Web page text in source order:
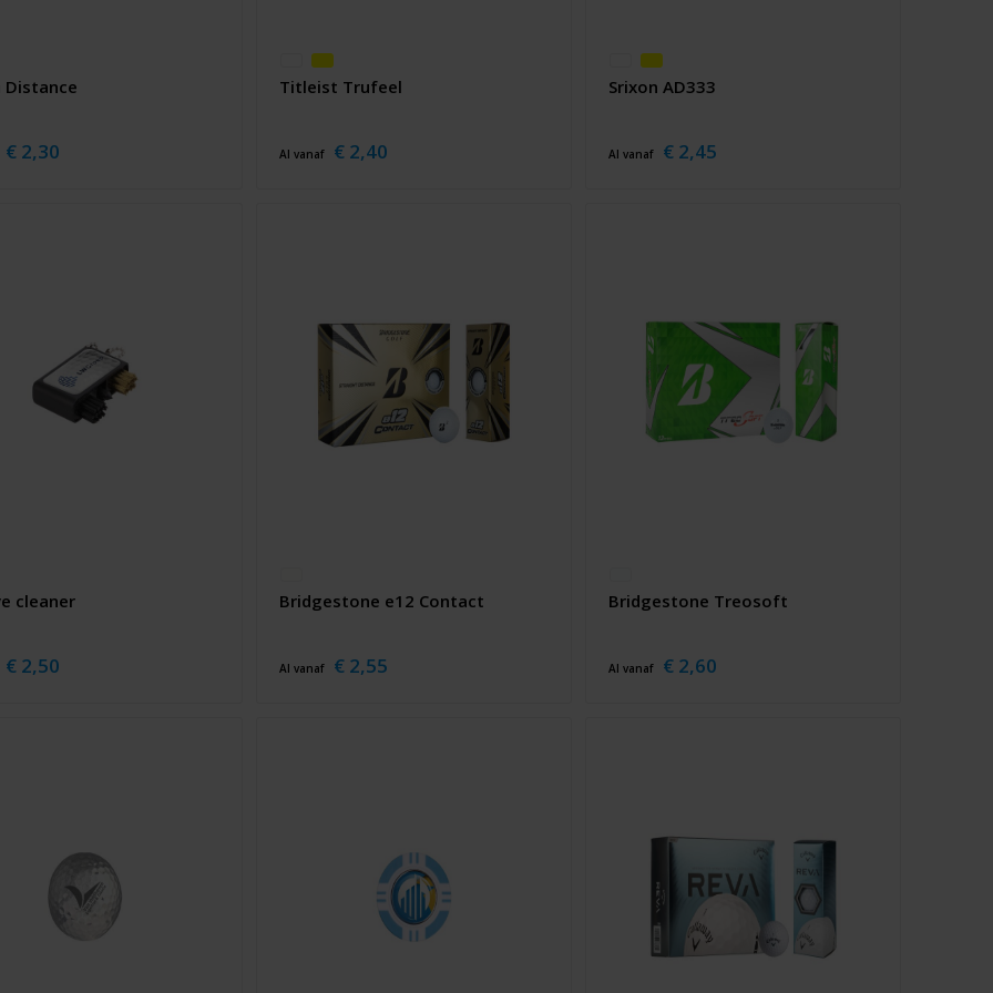
Distance
€ 2,30
Titleist Trufeel
Al vanaf € 2,40
Srixon AD333
Al vanaf € 2,45
cleaner
€ 2,50
Bridgestone e12 Contact
Al vanaf € 2,55
Bridgestone Treosoft
Al vanaf € 2,60